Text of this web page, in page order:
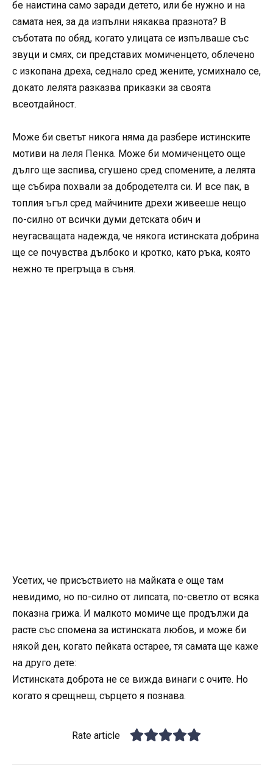
бе наистина само заради детето, или бе нужно и на
самата нея, за да изпълни някаква празнота? В
съботата по обяд, когато улицата се изпълваше със
звуци и смях, си представих момиченцето, облечено
с изкопана дреха, седнало сред жените, усмихнало се,
докато лелята разказва приказки за своята
всеотдайност.
Може би светът никога няма да разбере истинските
мотиви на леля Пенка. Може би момиченцето още
дълго ще заспива, сгушено сред спомените, а лелята
ще събира похвали за добродетелта си. И все пак, в
топлия ъгъл сред майчините дрехи живееше нещо
по-силно от всички думи детската обич и
неугасващата надежда, че някога истинската добрина
ще се почувства дълбоко и кротко, като ръка, която
нежно те прегръща в съня.
Усетих, че присъствието на майката е още там
невидимо, но по-силно от липсата, по-светло от всяка
показна грижа. И малкото момиче ще продължи да
расте със спомена за истинската любов, и може би
някой ден, когато пейката остарее, тя самата ще каже
на друго дете:
Истинската доброта не се вижда винаги с очите. Но
когато я срещнеш, сърцето я познава.
Rate article